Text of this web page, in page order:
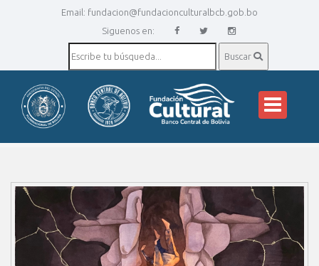
Email: fundacion@fundacionculturalbcb.gob.bo
Siguenos en:
Buscar